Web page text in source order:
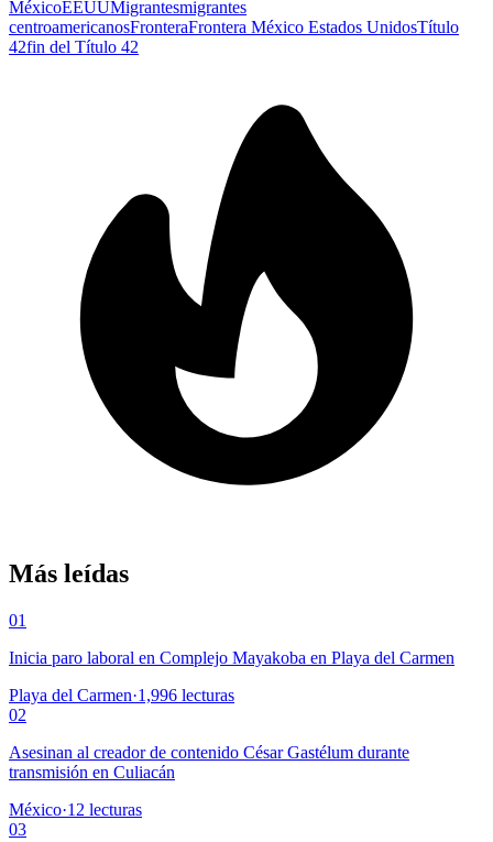
MéxicoEEUUMigrantesmigrantes
centroamericanosFronteraFrontera México Estados UnidosTítulo
42fin del Título 42
Más leídas
01
Inicia paro laboral en Complejo Mayakoba en Playa del Carmen
Playa del Carmen·1,996 lecturas
02
Asesinan al creador de contenido César Gastélum durante
transmisión en Culiacán
México·12 lecturas
03